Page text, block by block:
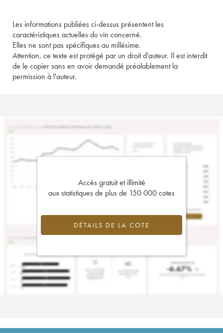
Les informations publiées ci-dessus présentent les
caractéristiques actuelles du vin concerné.
Elles ne sont pas spécifiques au millésime.
Attention, ce texte est protégé par un droit d'auteur. Il est interdit
de le copier sans en avoir demandé préalablement la
permission à l'auteur.
Accès gratuit et illimité
aux statistiques de plus de 150 000 cotes
DÉTAILS DE LA COTE